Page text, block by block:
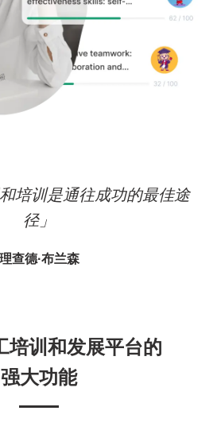
培训是通往成功的最佳途
径」
理查德·布兰森
培训和发展平台的
强大功能